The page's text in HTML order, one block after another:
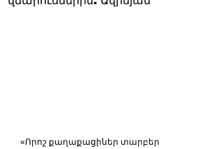
«Որոշ քաղաքացիներ տարբեր